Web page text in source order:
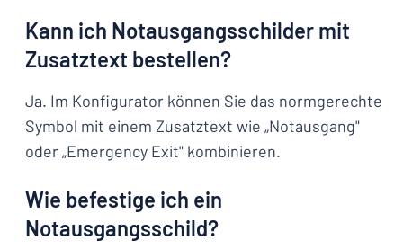
Kann ich Notausgangsschilder mit
Zusatztext bestellen?
Ja. Im Konfigurator können Sie das normgerechte
Symbol mit einem Zusatztext wie „Notausgang"
oder „Emergency Exit" kombinieren.
Wie befestige ich ein
Notausgangsschild?